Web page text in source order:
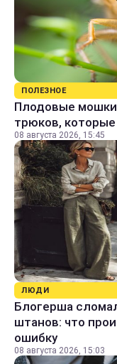
ПОЛЕЗНОЕ
Плодовые мошки
трюков,
08 августа 2026, 15:45
ЛЮДИ
Блогерша
штанов: что
ошибку
08 августа 2026, 15:03